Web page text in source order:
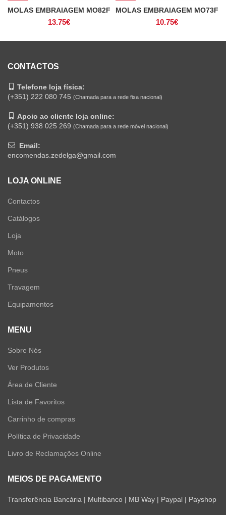
MOLAS EMBRAIAGEM MO82F
13.75€
MOLAS EMBRAIAGEM MO73F
10.75€
CONTACTOS
Telefone loja física:
(+351) 222 080 745 (Chamada para a rede fixa nacional)
Apoio ao cliente loja online:
(+351) 938 025 269 (Chamada para a rede móvel nacional)
Email:
encomendas.zedelga@gmail.com
LOJA ONLINE
Contactos
Catálogos
Loja
Moto
Pneus
Travagem
Equipamentos
MENU
Sobre Nós
Ver Produtos
Área de Cliente
Lista de Favoritos
Carrinho de compras
Política de Privacidade
Livro de Reclamações Online
MEIOS DE PAGAMENTO
Transferência Bancária | Multibanco | MB Way | Paypal | Payshop